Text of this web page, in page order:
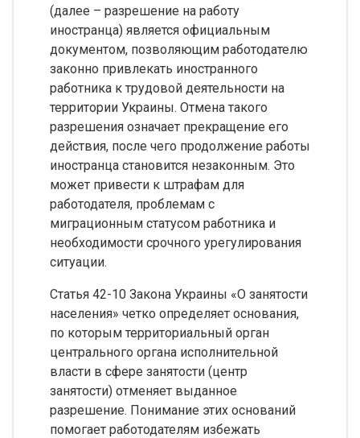
(далее – разрешение на работу
иностранца) является официальным
документом, позволяющим работодателю
законно привлекать иностранного
работника к трудовой деятельности на
территории Украины. Отмена такого
разрешения означает прекращение его
действия, после чего продолжение работы
иностранца становится незаконным. Это
может привести к штрафам для
работодателя, проблемам с
миграционным статусом работника и
необходимости срочного урегулирования
ситуации.
Статья 42-10 Закона Украины «О занятости
населения» четко определяет основания,
по которым территориальный орган
центрального органа исполнительной
власти в сфере занятости (центр
занятости) отменяет выданное
разрешение. Понимание этих оснований
помогает работодателям избежать